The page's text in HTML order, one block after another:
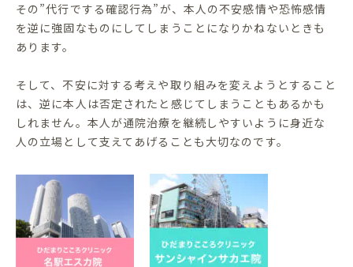
その”代行でする確認行為”が、本人の不安感情や恐怖感情
を逆に強固なものにしてしまうことになりかねないときも
あります。
そして、不安に対する考えや取り組みを変えようとすること
は、逆に本人は否定されたと感じてしまうこともあるかも
しれません。本人が通院治療を継続しやすいように身近な
人の立場として支えてあげることも大切なのです。